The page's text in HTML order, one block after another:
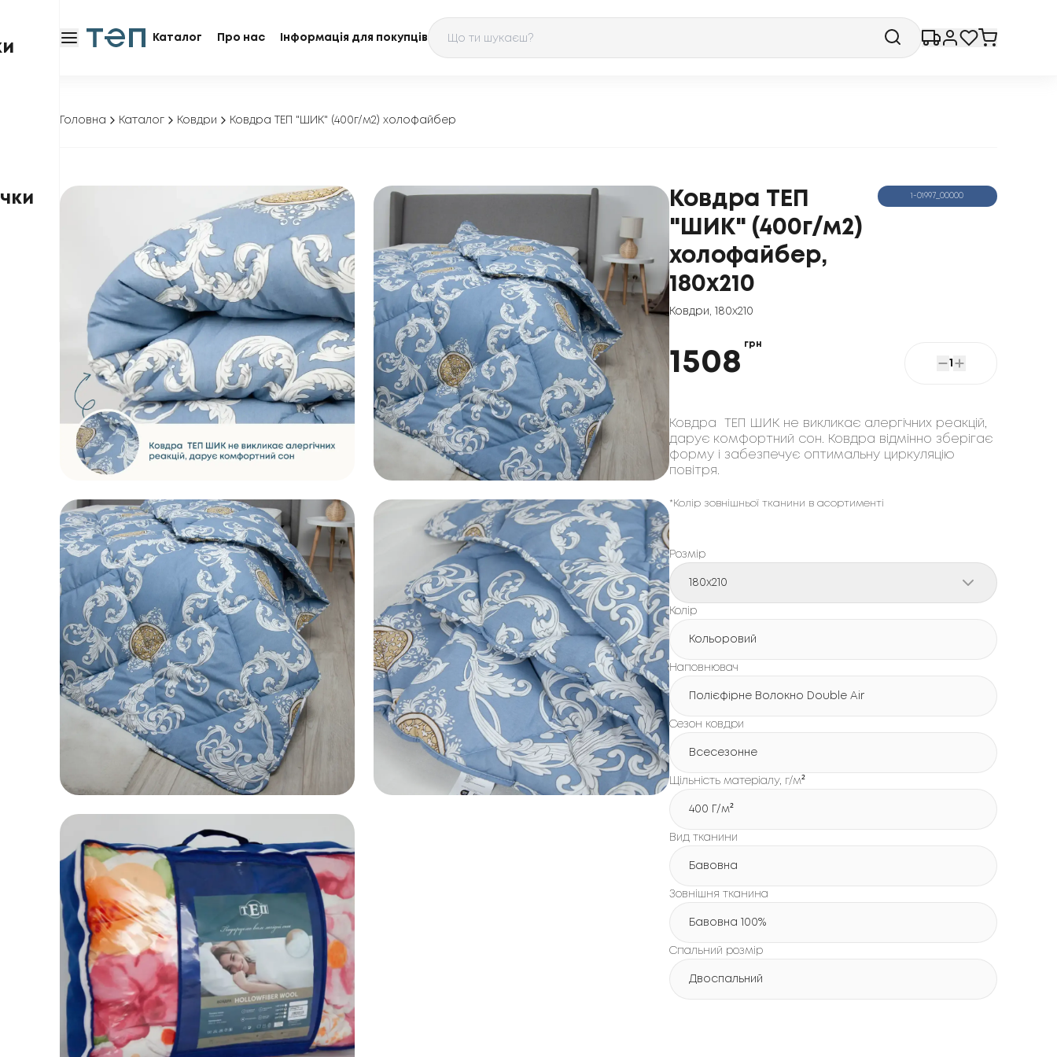
Каталог Про нас Інформація для покупців
Головна Каталог Ковдри Ковдра ТЕП "ШИК" (400г/м2) холофайбер
Ковдра ТЕП
"ШИК" (400г/м2)
холофайбер,
180x210
Ковдри 180x210
1-01997_00000
1508
грн
1
Ковдра ТЕП ШИК не викликає алергічних реакцій,
дарує комфортний сон. Ковдра відмінно зберігає
форму і забезпечує оптимальну циркуляцію
повітря.
*Колір зовнішньої тканини в асортименті
Розмір
180x210
Колір
Кольоровий
Наповнювач
Полієфірне Волокно Double Air
Сезон ковдри
Всесезонне
Щільність матеріалу, г/м²
400 Г/м²
Вид тканини
Бавовна
Зовнішня тканина
Бавовна 100%
Спальний розмір
Двоспальний